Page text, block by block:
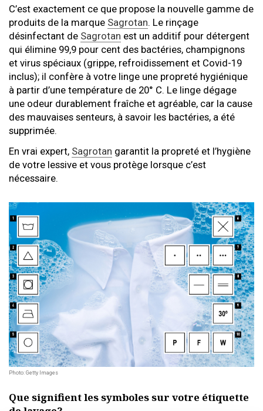
C’est exactement ce que propose la nouvelle gamme de
produits de la marque Sagrotan. Le rinçage
désinfectant de Sagrotan est un additif pour détergent
qui élimine 99,9 pour cent des bactéries, champignons
et virus spéciaux (grippe, refroidissement et Covid-19
inclus); il confère à votre linge une propreté hygiénique
à partir d’une température de 20° C. Le linge dégage
une odeur durablement fraîche et agréable, car la cause
des mauvaises senteurs, à savoir les bactéries, a été
supprimée.
En vrai expert, Sagrotan garantit la propreté et l’hygiène
de votre lessive et vous protège lorsque c’est
nécessaire.
Photo: Getty Images
Que signifient les symboles sur votre étiquette